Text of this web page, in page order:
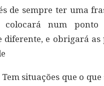
de sempre ter uma
num ponto
diferente, e obrigará as
situações que o que